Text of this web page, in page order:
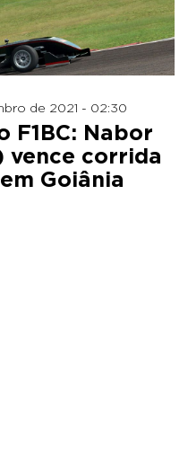
de 2021 - 02:30
F1BC: Nabor
vence corrida
Goiânia